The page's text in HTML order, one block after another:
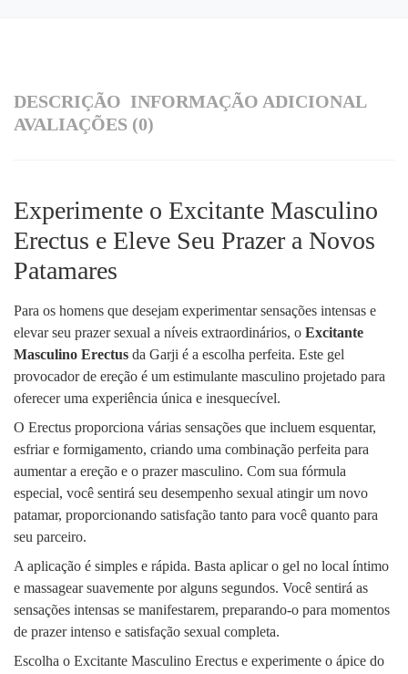
DESCRIÇÃO INFORMAÇÃO ADICIONAL
AVALIAÇÕES (0)
Experimente o Excitante Masculino
Erectus e Eleve Seu Prazer a Novos
Patamares
Para os homens que desejam experimentar sensações intensas e
elevar seu prazer sexual a níveis extraordinários, o Excitante
Masculino Erectus da Garji é a escolha perfeita. Este gel
provocador de ereção é um estimulante masculino projetado para
oferecer uma experiência única e inesquecível.
O Erectus proporciona várias sensações que incluem esquentar,
esfriar e formigamento, criando uma combinação perfeita para
aumentar a ereção e o prazer masculino. Com sua fórmula
especial, você sentirá seu desempenho sexual atingir um novo
patamar, proporcionando satisfação tanto para você quanto para
seu parceiro.
A aplicação é simples e rápida. Basta aplicar o gel no local íntimo
e massagear suavemente por alguns segundos. Você sentirá as
sensações intensas se manifestarem, preparando-o para momentos
de prazer intenso e satisfação sexual completa.
Escolha o Excitante Masculino Erectus e experimente o ápice do